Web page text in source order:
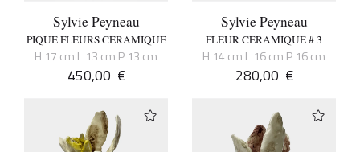
Sylvie Peyneau
PIQUE FLEURS CERAMIQUE
H 17 cm L 13 cm P 13 cm
450,00 €
Sylvie Peyneau
FLEUR CERAMIQUE # 3
H 14 cm L 16 cm P 16 cm
280,00 €